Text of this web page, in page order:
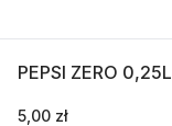
PEPSI ZERO 0,25L
5,00 zł